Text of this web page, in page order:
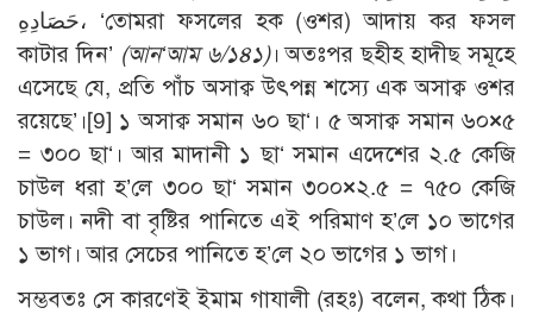
حَصَادِهِ، ‘তোমরা ফসলের হক (ওশর) আদায় কর ফসল
কাটার দিন’ (আন‘আম ৬/১৪১)। অতঃপর ছহীহ হাদীছ সমূহে
এসেছে যে, প্রতি পাঁচ অসাক্ব উৎপন্ন শস্যে এক অসাক্ব ওশর
রয়েছে’।[9] ১ অসাক্ব সমান ৬০ ছা‘। ৫ অসাক্ব সমান ৬০×৫
= ৩০০ ছা‘। আর মাদানী ১ ছা‘ সমান এদেশের ২.৫ কেজি
চাউল ধরা হ’লে ৩০০ ছা‘ সমান ৩০০×২.৫ = ৭৫০ কেজি
চাউল। নদী বা বৃষ্টির পানিতে এই পরিমাণ হ’লে ১০ ভাগের
১ ভাগ। আর সেচের পানিতে হ’লে ২০ ভাগের ১ ভাগ।
সম্ভবতঃ সে কারণেই ইমাম গাযালী (রহঃ) বলেন, কথা ঠিক।